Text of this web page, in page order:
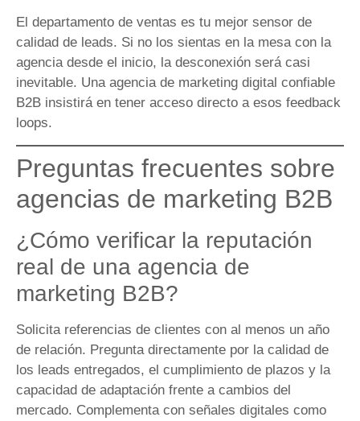
El departamento de ventas es tu mejor sensor de
calidad de leads. Si no los sientas en la mesa con la
agencia desde el inicio, la desconexión será casi
inevitable. Una agencia de marketing digital confiable
B2B insistirá en tener acceso directo a esos feedback
loops.
Preguntas frecuentes sobre
agencias de marketing B2B
¿Cómo verificar la reputación
real de una agencia de
marketing B2B?
Solicita referencias de clientes con al menos un año
de relación. Pregunta directamente por la calidad de
los leads entregados, el cumplimiento de plazos y la
capacidad de adaptación frente a cambios del
mercado. Complementa con señales digitales como